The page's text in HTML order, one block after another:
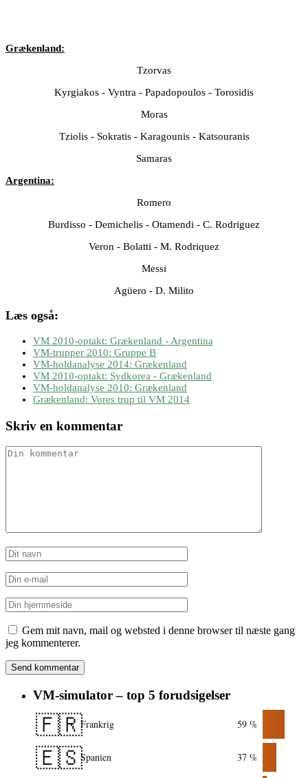
Grækenland:
Tzorvas
Kyrgiakos - Vyntra - Papadopoulos - Torosidis
Moras
Tziolis - Sokratis - Karagounis - Katsouranis
Samaras
Argentina:
Romero
Burdisso - Demichelis - Otamendi - C. Rodriguez
Veron - Bolatti - M. Rodriquez
Messi
Agüero - D. Milito
Læs også:
VM 2010-optakt: Grækenland - Argentina
VM-trupper 2010: Gruppe B
VM-holdanalyse 2014: Grækenland
VM 2010-optakt: Sydkorea - Grækenland
VM-holdanalyse 2010: Grækenland
Grækenland: Vores trup til VM 2014
Skriv en kommentar
Gem mit navn, mail og websted i denne browser til næste gang
jeg kommenterer.
VM-simulator – top 5 forudsigelser
🇫🇷Frankrig 59 %
🇪🇸Spanien 37 %